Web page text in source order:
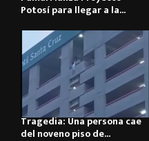
Potosí para llegar a la...
Tragedia: Una persona cae
del noveno piso de...